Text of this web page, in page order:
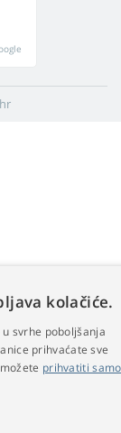
kolačiće.
svrhe poboljšanja
prihvaćate sve
prihvatiti samo